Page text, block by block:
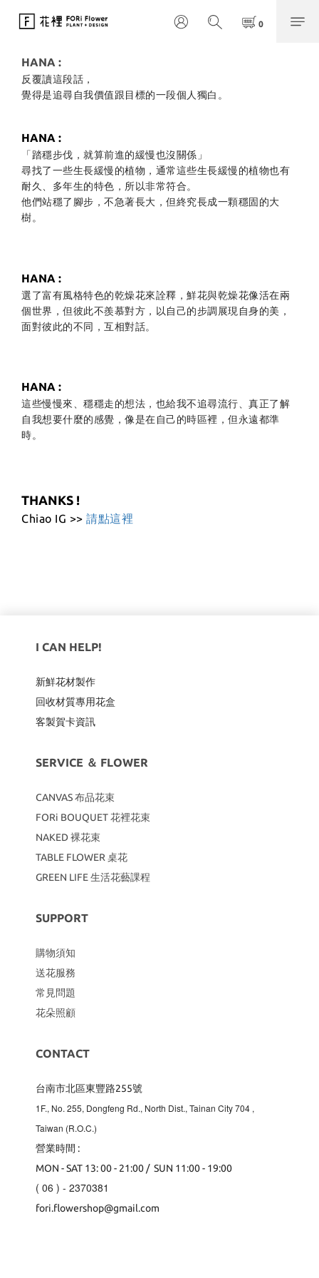
HANA :
反覆讀這段話，
覺得是追尋自我價值跟目標的一段個人獨白。
HANA :
「踏穩步伐，就算前進的緩慢也沒關係」
尋找了一些生長緩慢的植物，通常這些生長緩慢的植物也有
耐久、多年生的特色，所以非常符合。
他們站穩了腳步，不急著長大，但終究長成一顆穩固的大
樹。
HANA :
選了富有風格特色的乾燥花來詮釋，鮮花與乾燥花像活在兩
個世界，但彼此不羨慕對方，以自己的步調展現自身的美，
面對彼此的不同，互相對話。
HANA :
這些慢慢來、穩穩走的想法，也給我不追尋流行、真正了解
自我想要什麼的感覺，像是在自己的時區裡，但永遠都準
時。
THANKS !
Chiao IG >> 請點這裡
I CAN HELP!
新鮮花材製作
回收材質專用花盒
客製賀卡資訊
SERVICE ＆ FLOWER
CANVAS布品花束
FORi BOUQUET 花裡花束
NAKED 裸花束
TABLE FLOWER 桌花
GREEN LIFE 生活花藝課程
SUPPORT
購物須知
送花服務
常見問題
花朵照顧
CONTACT
台南市北區東豐路255號
1F., No. 255, Dongfeng Rd., North Dist., Tainan City 704 ,
Taiwan (R.O.C.)
營業時間 :
MON - SAT 13: 00 - 21:00 / SUN 11:00 - 19:00
( 06 ) - 2370381
fori.flowershop@gmail.com